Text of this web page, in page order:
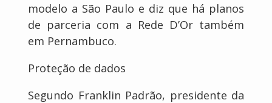
modelo a São Paulo e diz que há planos
de parceria com a Rede D’Or também
em Pernambuco.
Proteção de dados
Segundo Franklin Padrão, presidente da